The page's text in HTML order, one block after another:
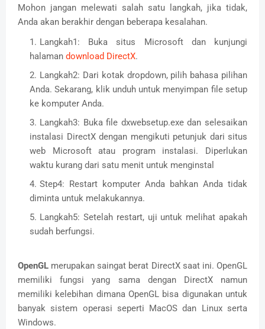
Mohon jangan melewati salah satu langkah, jika tidak,
Anda akan berakhir dengan beberapa kesalahan.
Langkah1: Buka situs Microsoft dan kunjungi
halaman download DirectX.
Langkah2: Dari kotak dropdown, pilih bahasa pilihan
Anda. Sekarang, klik unduh untuk menyimpan file setup
ke komputer Anda.
Langkah3: Buka file dxwebsetup.exe dan selesaikan
instalasi DirectX dengan mengikuti petunjuk dari situs
web Microsoft atau program instalasi. Diperlukan
waktu kurang dari satu menit untuk menginstal
Step4: Restart komputer Anda bahkan Anda tidak
diminta untuk melakukannya.
Langkah5: Setelah restart, uji untuk melihat apakah
sudah berfungsi.
OpenGL merupakan saingat berat DirectX saat ini. OpenGL
memiliki fungsi yang sama dengan DirectX namun
memiliki kelebihan dimana OpenGL bisa digunakan untuk
banyak sistem operasi seperti MacOS dan Linux serta
Windows.